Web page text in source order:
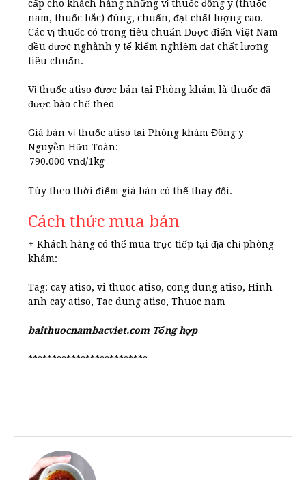
cấp cho khách hàng những vị thuốc đông y (thuốc
nam, thuốc bắc) đúng, chuẩn, đạt chất lượng cao.
Các vị thuốc có trong tiêu chuẩn Dược điển Việt Nam
đều được nghành y tế kiểm nghiệm đạt chất lượng
tiêu chuẩn.
Vị thuốc atiso được bán tại Phòng khám là thuốc đã
được bào chế theo
Giá bán vị thuốc atiso tại Phòng khám Đông y
Nguyễn Hữu Toàn:
Tùy theo thời điểm giá bán có thể thay đổi.
Cách thức mua bán
+ Khách hàng có thể mua trực tiếp tại địa chỉ phòng
khám:
Tag: cay atiso, vi thuoc atiso, cong dung atiso, Hinh
anh cay atiso, Tac dung atiso, Thuoc nam
baithuocnambacviet.com Tổng hợp
*************************